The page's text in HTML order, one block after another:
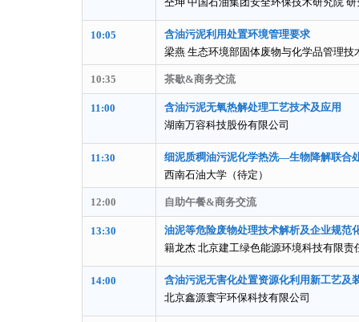
10:05
含油污泥利用处置环境管理要求
梁燕 生态环境部固体废物与化学品管理技
10:35 茶歇&商务交流
11:00
含油污泥无氧热解处理工艺技术及应用
湖南万容科技股份有限公司
11:30 细泥质稠油污泥化学热洗—生物降解联合
西南石油大学（待定）
12:00 自助午餐&商务交流
13:30
油泥等危险废物处理技术解析及企业规范
籍龙杰 北京建工绿色能源环境科技有限责
14:00
含油污泥无害化处置资源化利用新工艺及
北京鑫源寰宇环保科技有限公司